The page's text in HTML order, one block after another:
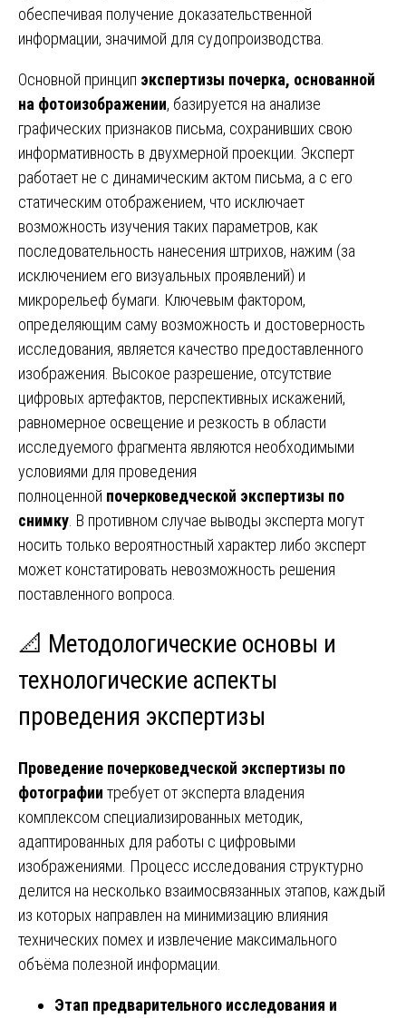
обеспечивая получение доказательственной
информации, значимой для судопроизводства.
Основной принцип экспертизы почерка, основанной
на фотоизображении, базируется на анализе
графических признаков письма, сохранивших свою
информативность в двухмерной проекции. Эксперт
работает не с динамическим актом письма, а с его
статическим отображением, что исключает
возможность изучения таких параметров, как
последовательность нанесения штрихов, нажим (за
исключением его визуальных проявлений) и
микрорельеф бумаги. Ключевым фактором,
определяющим саму возможность и достоверность
исследования, является качество предоставленного
изображения. Высокое разрешение, отсутствие
цифровых артефактов, перспективных искажений,
равномерное освещение и резкость в области
исследуемого фрагмента являются необходимыми
условиями для проведения
полноценной почерковедческой экспертизы по
снимку . В противном случае выводы эксперта могут
носить только вероятностный характер либо эксперт
может констатировать невозможность решения
поставленного вопроса.
📐 Методологические основы и
технологические аспекты
проведения экспертизы
Проведение почерковедческой экспертизы по
фотографии требует от эксперта владения
комплексом специализированных методик,
адаптированных для работы с цифровыми
изображениями. Процесс исследования структурно
делится на несколько взаимосвязанных этапов, каждый
из которых направлен на минимизацию влияния
технических помех и извлечение максимального
объёма полезной информации.
Этап предварительного исследования и